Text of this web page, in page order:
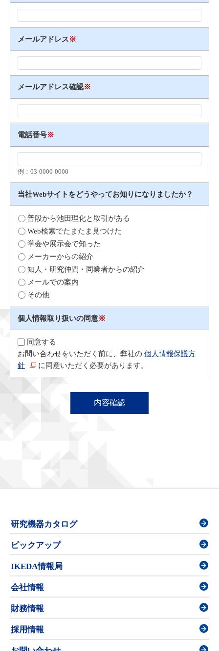
メールアドレス※
メールアドレス確認※
電話番号※
例：03​-​0000​-​0000
当社Webサイトをどうやってお知りになりましたか？
普段から池田理化と取引がある
Web検索でたまたま見つけた
学会や展示会で知った
メーカーからの紹介
知人・研究仲間・同業者からの紹介
メールでの案内
その他
個人情報取り扱いの同意※
同意する
お問い合わせをいただく前に、弊社の 個人情報保護方
針
に同意いただく必要があります。
研究機器カタログ
ピックアップ
IKEDA情報局
会社情報
財務情報
採用情報